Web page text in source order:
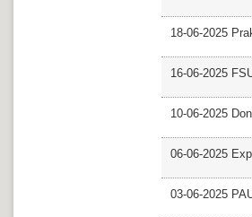
18-06-2025
16-06-2025
10-06-2025
06-06-2025
03-06-2025